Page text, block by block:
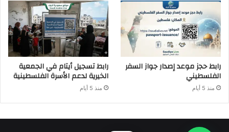
رابط حجز موعد إصدار جواز السفر
الفلسطيني
منذ 5 أيام
رابط تسجيل أيتام في الجمعية
الخيرية لدعم الأسرة الفلسطينية
منذ 5 أيام